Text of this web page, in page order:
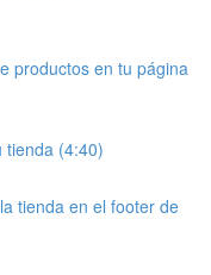
productos en tu página
tienda (4:40)
tienda en el footer de